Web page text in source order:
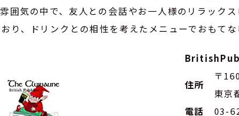
囲気の中で、友人との会話やお一人様のリラック
り、ドリンクとの相性を考えたメニューでおもて
住所
〒
東京
電話
03-